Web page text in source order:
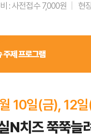
: 사전접수 7,000원 현
원
주제 프로그램
10일(금), 12
N치즈 쭉쭉늘